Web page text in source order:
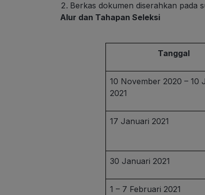
Berkas dokumen diserahkan pada
Alur dan Tahapan Seleksi
Tanggal
10 November 2020 – 10
2021
17 Januari 2021
30 Januari 2021
1 – 7 Februari 2021